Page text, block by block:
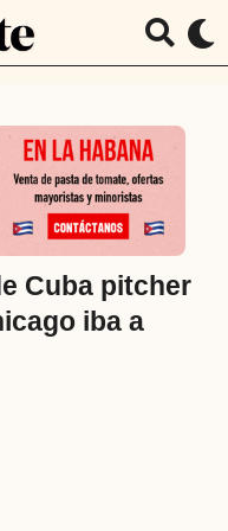
Cuba pitcher
iba a